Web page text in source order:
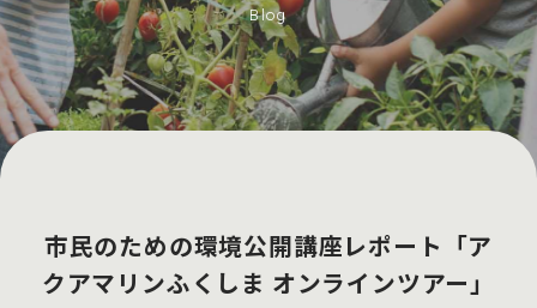
Blog
市民のための環境公開講座レポート「ア
クアマリンふくしま オンラインツアー」